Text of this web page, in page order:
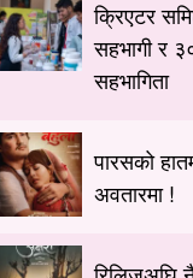
क्रिएटर
सहभागी र
सहभागिता
पारसको
अवतारमा !